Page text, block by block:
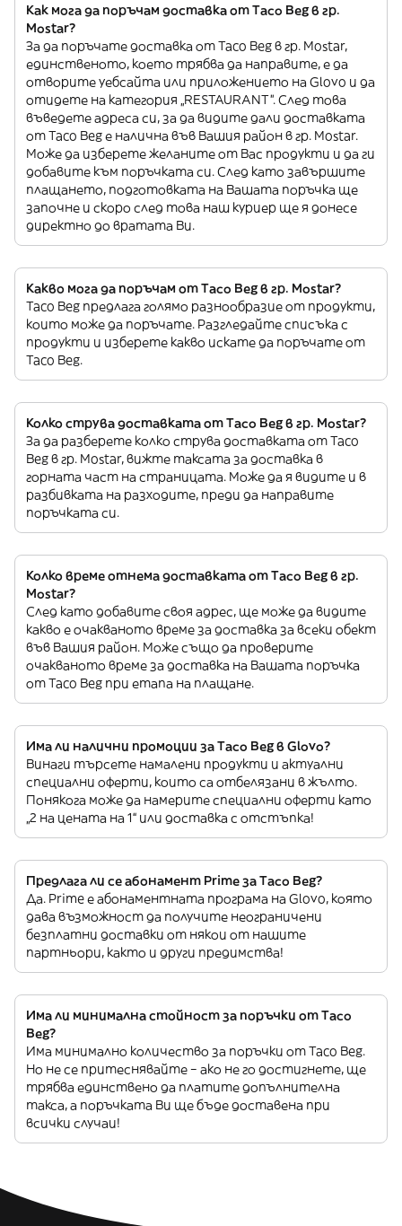
Как мога да поръчам доставка от Taco Beg в гр.
Mostar?
За да поръчате доставка от Taco Beg в гр. Mostar,
единственото, което трябва да направите, е да
отворите уебсайта или приложението на Glovo и да
отидете на категория „RESTAURANT”. След това
въведете адреса си, за да видите дали доставката
от Taco Beg е налична във Вашия район в гр. Mostar.
Може да изберете желаните от Вас продукти и да ги
добавите към поръчката си. След като завършите
плащането, подготовката на Вашата поръчка ще
започне и скоро след това наш куриер ще я донесе
директно до вратата Ви.
Какво мога да поръчам от Taco Beg в гр. Mostar?
Taco Beg предлага голямо разнообразие от продукти,
които може да поръчате. Разгледайте списъка с
продукти и изберете какво искате да поръчате от
Taco Beg.
Колко струва доставката от Taco Beg в гр. Mostar?
За да разберете колко струва доставката от Taco
Beg в гр. Mostar, вижте таксата за доставка в
горната част на страницата. Може да я видите и в
разбивката на разходите, преди да направите
поръчката си.
Колко време отнема доставката от Taco Beg в гр.
Mostar?
След като добавите своя адрес, ще може да видите
какво е очакваното време за доставка за всеки обект
във Вашия район. Може също да проверите
очакваното време за доставка на Вашата поръчка
от Taco Beg при етапа на плащане.
Има ли налични промоции за Taco Beg в Glovo?
Винаги търсете намалени продукти и актуални
специални оферти, които са отбелязани в жълто.
Понякога може да намерите специални оферти като
„2 на цената на 1“ или доставка с отстъпка!
Предлага ли се абонамент Prime за Taco Beg?
Да. Prime е абонаментната програма на Glovo, която
дава възможност да получите неограничени
безплатни доставки от някои от нашите
партньори, както и други предимства!
Има ли минимална стойност за поръчки от Taco
Beg?
Има минимално количество за поръчки от Taco Beg.
Но не се притеснявайте – ако не го достигнете, ще
трябва единствено да платите допълнителна
такса, а поръчката Ви ще бъде доставена при
всички случаи!